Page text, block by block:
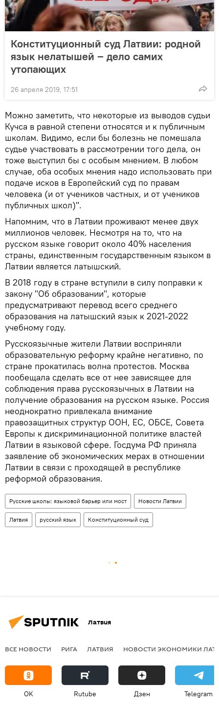
Конституционный суд Латвии: родной
язык нелатышей ‒ дело самих
утопающих
26 апреля 2019, 17:51
Можно заметить, что некоторые из выводов судьи
Кучса в равной степени относятся и к публичным
школам. Видимо, если бы болезнь не помешала
судье участвовать в рассмотрении того дела, он
тоже выступил бы с особым мнением. В любом
случае, оба особых мнения надо использовать при
подаче исков в Европейский суд по правам
человека (и от учеников частных, и от учеников
публичных школ)".
Напомним, что в Латвии проживают менее двух
миллионов человек. Несмотря на то, что на
русском языке говорит около 40% населения
страны, единственным государственным языком в
Латвии является латышский.
В 2018 году в стране вступили в силу поправки к
закону "Об образовании", которые
предусматривают перевод всего среднего
образования на латышский язык к 2021-2022
учебному году.
Русскоязычные жители Латвии восприняли
образовательную реформу крайне негативно, по
стране прокатилась волна протестов. Москва
пообещала сделать все от нее зависящее для
соблюдения права русскоязычных в Латвии на
получение образования на русском языке. Россия
неоднократно привлекала внимание
правозащитных структур ООН, ЕС, ОБСЕ, Совета
Европы к дискриминационной политике властей
Латвии в языковой сфере. Госдума РФ приняла
заявление об экономических мерах в отношении
Латвии в связи с проходящей в республике
реформой образования.
Русские школы: языковой барьер или мост Новости Латвии
Латвия русский язык Конституционный суд
Латвия
ВСЕ НОВОСТИ РИГА ЛАТВИЯ НОВОСТИ ЭКОНОМИКИ
OK Rutube Дзен Telegram